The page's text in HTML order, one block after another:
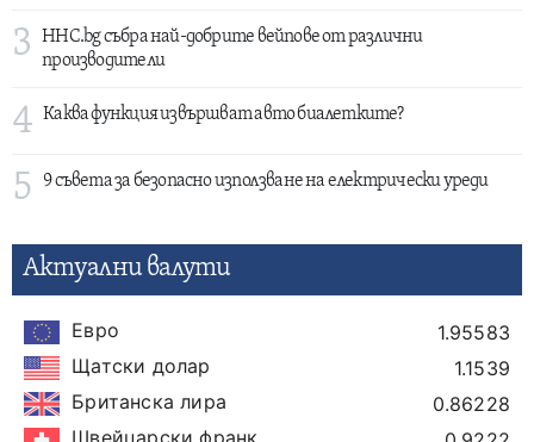
3
HHC.bg събра най-добрите вейпове от различни
производители
4 Каква функция извършват авто биалетките?
5 9 съвета за безопасно използване на електрически уреди
Актуални валути
Евро
1.95583
Щатски долар
1.1539
Британска лира
0.86228